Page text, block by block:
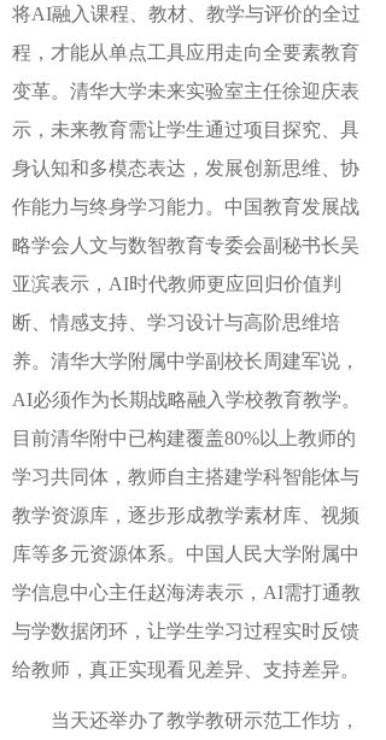
将AI融入课程、教材、教学与评价的全过
程，才能从单点工具应用走向全要素教育
变革。清华大学未来实验室主任徐迎庆表
示，未来教育需让学生通过项目探究、具
身认知和多模态表达，发展创新思维、协
作能力与终身学习能力。中国教育发展战
略学会人文与数智教育专委会副秘书长吴
亚滨表示，AI时代教师更应回归价值判
断、情感支持、学习设计与高阶思维培
养。清华大学附属中学副校长周建军说，
AI必须作为长期战略融入学校教育教学。
目前清华附中已构建覆盖80%以上教师的
学习共同体，教师自主搭建学科智能体与
教学资源库，逐步形成教学素材库、视频
库等多元资源体系。中国人民大学附属中
学信息中心主任赵海涛表示，AI需打通教
与学数据闭环，让学生学习过程实时反馈
给教师，真正实现看见差异、支持差异。
当天还举办了教学教研示范工作坊，